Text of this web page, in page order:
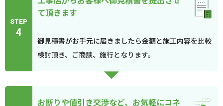
STEP
4
て頂きます
御見積書がお手元に届きましたら金額と施工内容を比較
検討頂き、ご商談、施行となります。
お断りや値引き交渉など、お気軽にコネ